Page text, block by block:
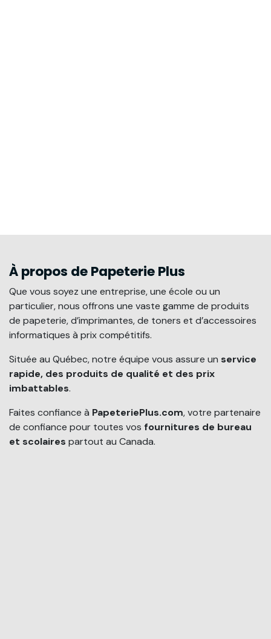
À propos de Papeterie Plus
Que vous soyez une entreprise, une école ou un
particulier, nous offrons une vaste gamme de produits
de papeterie, d’imprimantes, de toners et d’accessoires
informatiques à prix compétitifs.
Située au Québec, notre équipe vous assure un service
rapide, des produits de qualité et des prix
imbattables.
Faites confiance à PapeteriePlus.com, votre partenaire
de confiance pour toutes vos fournitures de bureau
et scolaires partout au Canada.